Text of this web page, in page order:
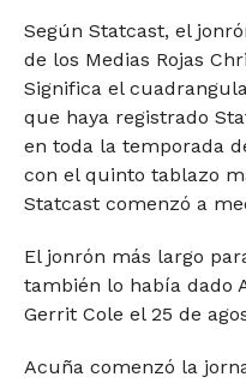
Según Statcast, el
de los Medias Rojas
Significa el
que haya registrado
en toda la temporada
con el quinto tablazo
Statcast comenzó a
El jonrón más largo
también lo había dado
Gerrit Cole el 25 de
Acuña comenzó la